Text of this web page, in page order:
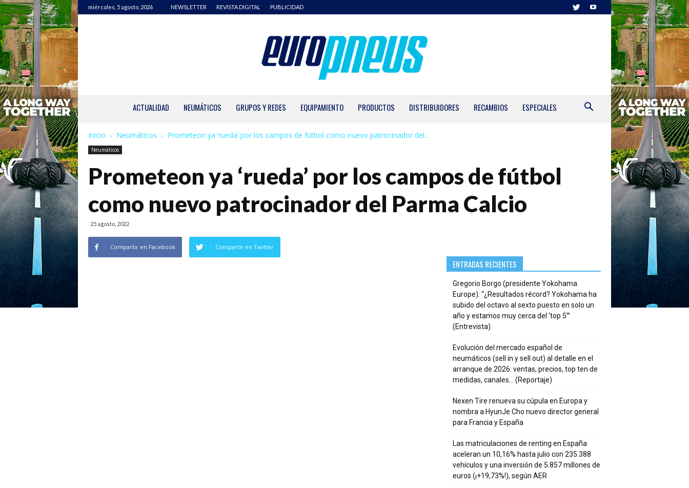
miércoles, 5 agosto, 2026 NEWSLETTER REVISTA DIGITAL PUBLICIDAD
ACTUALIDAD NEUMÁTICOS GRUPOS Y REDES EQUIPAMIENTO PRODUCTOS DISTRIBUIDORES RECAMBIOS ESPECIALES
Inicio Neumáticos Prometeon ya ‘rueda’ por los campos de fútbol como nuevo patrocinador del...
Neumáticos
Prometeon ya ‘rueda’ por los campos de fútbol
como nuevo patrocinador del Parma Calcio
25 agosto, 2022
Compartir en Facebook Compartir en Twitter
ENTRADAS RECIENTES
Gregorio Borgo (presidente Yokohama
Europe): “¿Resultados récord? Yokohama ha
subido del octavo al sexto puesto en solo un
año y estamos muy cerca del ‘top 5’”
(Entrevista)
Evolución del mercado español de
neumáticos (sell in y sell out) al detalle en el
arranque de 2026: ventas, precios, top ten de
medidas, canales… (Reportaje)
Nexen Tire renueva su cúpula en Europa y
nombra a HyunJe Cho nuevo director general
para Francia y España
Las matriculaciones de renting en España
aceleran un 10,16% hasta julio con 235.388
vehículos y una inversión de 5.857 millones de
euros (¡+19,73%!), según AER